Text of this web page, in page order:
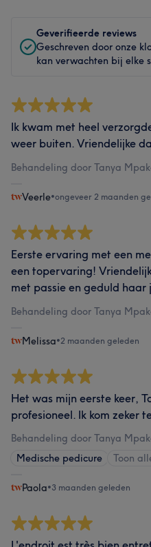
Geverifieerde reviews
Geschreven door onze
kan verwachten bij elke
Ik kwam met heel
weer buiten. Vriendelijke
Behandeling door Tanya
Veerle•ongeveer 2 maanden
Eerste ervaring met een
een topervaring!
met passie en geduld haar
Behandeling door Tanya
Melissa•2 maanden geleden
Het was mijn eerste keer,
profesioneel. Ik kom zeker
Behandeling door Tanya
Medische pedicure
Toon
Paola•3 maanden geleden